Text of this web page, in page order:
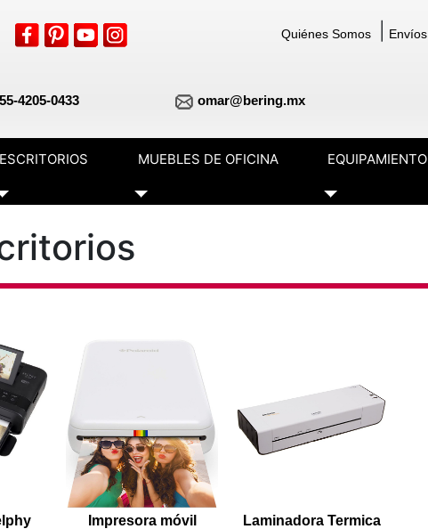
Quiénes Somos Envíos
55-4205-0433 omar@bering.mx
ESCRITORIOS
Dropdown
MUEBLES DE OFICINA
Toggle Dropdown
EQUIPAMIENTO
Toggle Dropdown
Impresora móvil
Laminadora Termica